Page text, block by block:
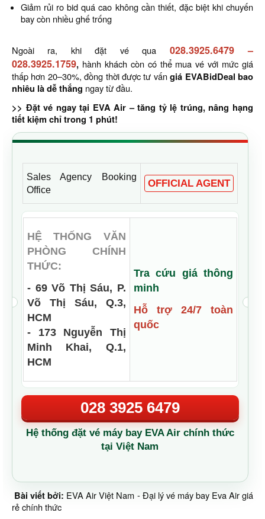
Giảm rủi ro bid quá cao không cần thiết, đặc biệt khi chuyến
bay còn nhiều ghế trống
Ngoài ra, khi đặt vé qua 028.3925.6479–
028.3925.1759, hành khách còn có thể mua vé với mức giá
thấp hơn 20–30%, đồng thời được tư vấngiá EVABidDeal bao
nhiêu là dễ thắng ngay từ đầu.
>> Đặt vé ngay tại EVA Air – tăng tỷ lệ trúng, nâng hạng
tiết kiệm chỉ trong 1 phút!
Sales Agency Booking
Office
OFFICIAL AGENT
HỆ THỐNG VĂN
PHÒNG CHÍNH
THỨC:
- 69 Võ Thị Sáu, P.
Võ Thị Sáu, Q.3,
HCM
- 173 Nguyễn Thị
Minh Khai, Q.1,
HCM
Tra cứu giá thông
minh
Hỗ trợ 24/7 toàn
quốc
028 3925 6479
Hệ thống đặt vé máy bay EVA Air chính thức
tại Việt Nam
Bài viết bởi: EVA Air Việt Nam - Đại lý vé máy bay Eva Air giá
rẻ chính thức